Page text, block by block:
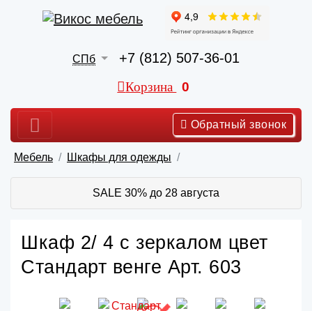
СПб +7 (812) 507-36-01
Корзина 0
Обратный звонок
Мебель Шкафы для одежды
SALE 30% до 28 августа
Шкаф 2/ 4 с зеркалом цвет
Стандарт венге Арт. 603